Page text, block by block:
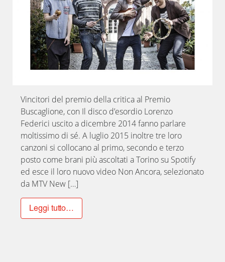
Vincitori del premio della critica al Premio
Buscaglione, con Il disco d’esordio Lorenzo
Federici uscito a dicembre 2014 fanno parlare
moltissimo di sé. A luglio 2015 inoltre tre loro
canzoni si collocano al primo, secondo e terzo
posto come brani più ascoltati a Torino su Spotify
ed esce il loro nuovo video Non Ancora, selezionato
da MTV New […]
Leggi tutto…